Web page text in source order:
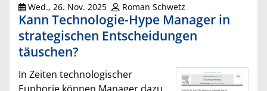
Wed., 26. Nov. 2025 Roman Schwetz
Kann Technologie-Hype Manager in
strategischen Entscheidungen
täuschen?
In Zeiten technologischer